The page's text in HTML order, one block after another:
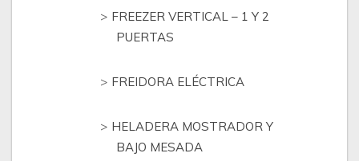
FREEZER VERTICAL – 1 Y 2
PUERTAS
FREIDORA ELÉCTRICA
HELADERA MOSTRADOR Y
BAJO MESADA